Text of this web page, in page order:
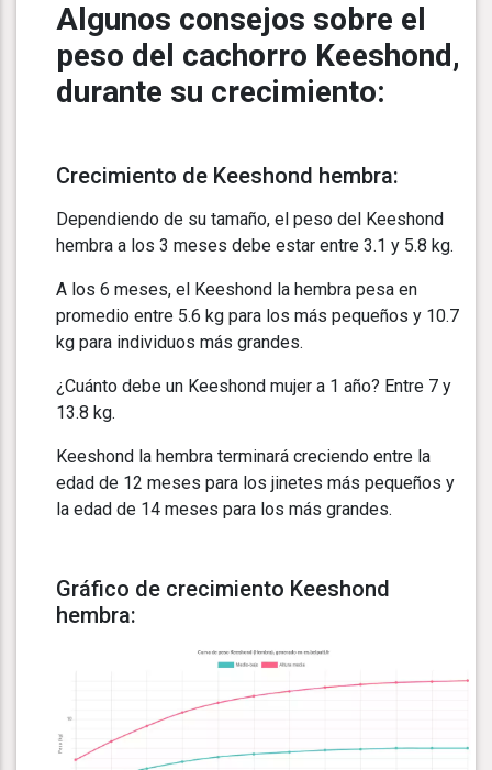
Algunos consejos sobre el
peso del cachorro Keeshond,
durante su crecimiento:
Crecimiento de Keeshond hembra:
Dependiendo de su tamaño, el peso del Keeshond
hembra a los 3 meses debe estar entre 3.1 y 5.8 kg.
A los 6 meses, el Keeshond la hembra pesa en
promedio entre 5.6 kg para los más pequeños y 10.7
kg para individuos más grandes.
¿Cuánto debe un Keeshond mujer a 1 año? Entre 7 y
13.8 kg.
Keeshond la hembra terminará creciendo entre la
edad de 12 meses para los jinetes más pequeños y
la edad de 14 meses para los más grandes.
Gráfico de crecimiento Keeshond
hembra: